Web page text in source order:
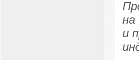
на
и